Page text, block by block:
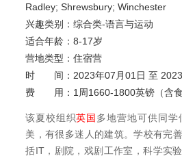
Radley; Shrewsbury; Winchester
兴趣类别：综合类-语言与运动
适合年龄：8-17岁
营地类型：住宿营
时 间： 2023年07月01日 至
费 用： 1周1660-1800英镑（含
该夏校组织英国 多地营地可供同
美，有很多迷人的建筑。学校有完
括IT，剧院，戏剧工作室，科学实